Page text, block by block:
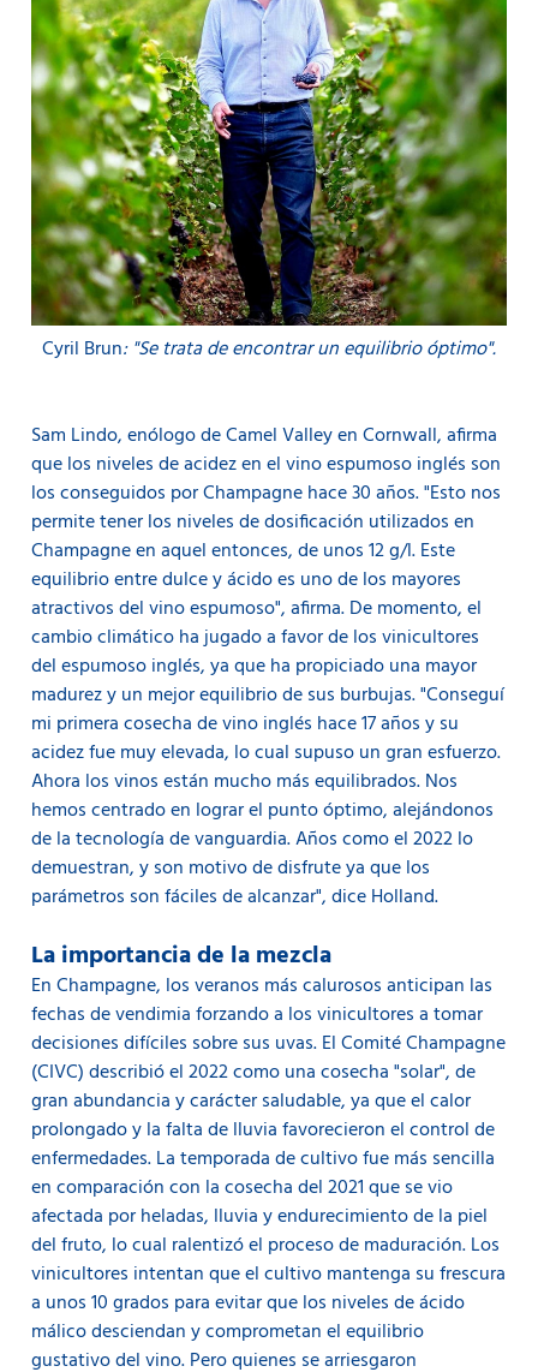
Cyril Brun: "Se trata de encontrar un equilibrio óptimo".
Sam Lindo, enólogo de Camel Valley en Cornwall, afirma
que los niveles de acidez en el vino espumoso inglés son
los conseguidos por Champagne hace 30 años. "Esto nos
permite tener los niveles de dosificación utilizados en
Champagne en aquel entonces, de unos 12 g/l. Este
equilibrio entre dulce y ácido es uno de los mayores
atractivos del vino espumoso", afirma. De momento, el
cambio climático ha jugado a favor de los vinicultores
del espumoso inglés, ya que ha propiciado una mayor
madurez y un mejor equilibrio de sus burbujas. "Conseguí
mi primera cosecha de vino inglés hace 17 años y su
acidez fue muy elevada, lo cual supuso un gran esfuerzo.
Ahora los vinos están mucho más equilibrados. Nos
hemos centrado en lograr el punto óptimo, alejándonos
de la tecnología de vanguardia. Años como el 2022 lo
demuestran, y son motivo de disfrute ya que los
parámetros son fáciles de alcanzar", dice Holland.
La importancia de la mezcla
En Champagne, los veranos más calurosos anticipan las
fechas de vendimia forzando a los vinicultores a tomar
decisiones difíciles sobre sus uvas. El Comité Champagne
(CIVC) describió el 2022 como una cosecha "solar", de
gran abundancia y carácter saludable, ya que el calor
prolongado y la falta de lluvia favorecieron el control de
enfermedades. La temporada de cultivo fue más sencilla
en comparación con la cosecha del 2021 que se vio
afectada por heladas, lluvia y endurecimiento de la piel
del fruto, lo cual ralentizó el proceso de maduración. Los
vinicultores intentan que el cultivo mantenga su frescura
a unos 10 grados para evitar que los niveles de ácido
málico desciendan y comprometan el equilibrio
gustativo del vino. Pero quienes se arriesgaron